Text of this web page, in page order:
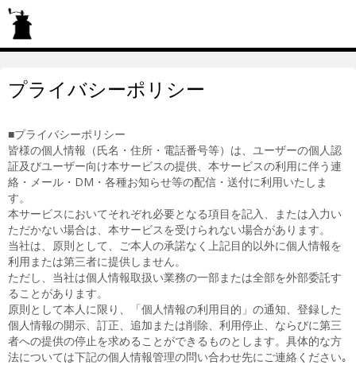
プライバシーポリシー
■プライバシーポリシー
皆様の個人情報（氏名・住所・電話番号等）は、ユーザーの個人認
証及びユーザー向け本サービスの提供、本サービスの利用に伴う連
絡・メール・DM・各種お知らせ等の配信・送付に利用いたしま
す。
本サービスにおいてそれぞれ必要となる項目を記入、または入力い
ただかない場合は、本サービスを受けられない場合があります。
当社は、原則として、ご本人の承諾なく上記目的以外に個人情報を
利用または第三者に提供しません。
ただし、当社は個人情報取扱い業務の一部または全部を外部委託す
ることがあります。
原則として本人に限り、「個人情報の利用目的」の通知、登録した
個人情報の開示、訂正、追加または削除、利用停止、ならびに第三
者への提供の停止を求めることができるものとします。具体的な方
法については下記の個人情報管理の問い合わせ先にご連絡ください｡